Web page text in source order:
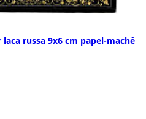
russa 9x6 cm papel-machê